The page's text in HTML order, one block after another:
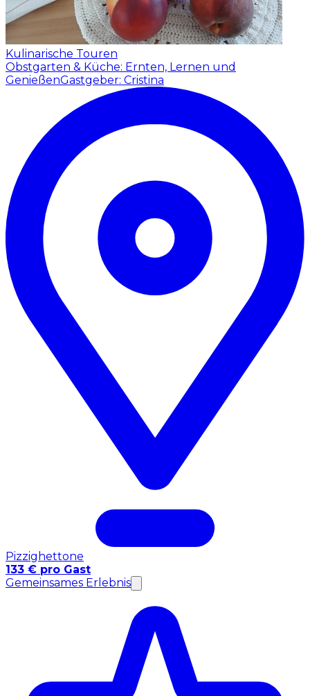
Kulinarische Touren
Obstgarten & Küche: Ernten, Lernen und
GenießenGastgeber: Cristina
Pizzighettone
133 € pro Gast
Gemeinsames Erlebnis